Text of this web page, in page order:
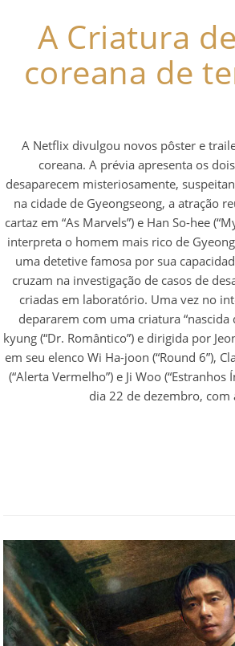
A Criatura
coreana de
A Netflix divulgou novos pôster e
coreana. A prévia apresenta os
desaparecem misteriosamente,
na cidade de Gyeongseong, a atração
cartaz em “As Marvels”) e Han So-hee
interpreta o homem mais rico de
uma detetive famosa por sua
cruzam na investigação de casos de
criadas em laboratório. Uma vez no
depararem com uma criatura “nascida
kyung (“Dr. Romântico”) e dirigida por
em seu elenco Wi Ha-joon (“Round 6”),
(“Alerta Vermelho”) e Ji Woo
dia 22 de dezembro,